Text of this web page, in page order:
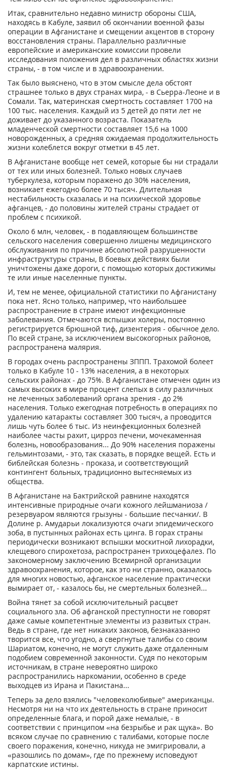
Итак, сравнительно недавно министр обороны США,
находясь в Кабуле, заявил об окончании военной фазы
операции в Афганистане и смещении акцентов в сторону
восстановления страны. Параллельно различные
европейские и американские комиссии провели
исследования положения дел в различных областях жизни
страны, - в том числе и в здравоохранении.
Так было выяснено, что в этом смысле дела обстоят
страшнее только в двух странах мира, - в Сьерра-Леоне и в
Сомали. Так, материнская смертность составляет 1700 на
100 тыс. населения. Каждый из 5 детей до пяти лет не
доживает до указанного возраста. Показатель
младенческой смертности составляет 15,6 на 1000
новорожденных, а средняя ожидаемая продолжительность
жизни колеблется вокруг отметки в 45 лет.
В Афганистане вообще нет семей, которые бы ни страдали
от тех или иных болезней. Только новых случаев
туберкулеза, которым поражено до 30% населения,
возникает ежегодно более 70 тысяч. Длительная
нестабильность сказалась и на психической здоровье
афганцев, - до половины жителей страны страдает от
проблем с психикой.
Около 6 млн, человек, - в подавляющем большинстве
сельского населения совершенно лишены медицинского
обслуживания по причине абсолютной разрушенности
инфраструктуры страны, В боевых действиях были
уничтожены даже дороги, с помощью которых достижимы
те или иные населенные пункты.
И, тем не менее, официальной статистики по Афганистану
пока нет. Ясно только, например, что наибольшее
распространение в стране имеют инфекционные
заболевания. Отмечаются вспышки холеры, постоянно
регистрируется брюшной тиф, дизентерия - обычное дело.
По всей стране, за исключением высокогорных районов,
распространена малярия.
В городах очень распространены ЗППП. Трахомой болеет
только в Кабуле 10 - 13% населения, а в некоторых
сельских районах - до 75%. В Афганистане отмечен один из
самых высоких в мире процент слепых в силу различных
не леченных заболеваний органа зрения - до 2%
населения. Только ежегодная потребность в операциях по
удалению катаракты составляет 300 тысяч, а проводится
лишь чуть более 6 тыс. Из неинфекционных болезней
наиболее часты рахит, цирроз печени, мочекаменная
болезнь, новообразования... До 90% населения поражены
гельминтозами, - это, так сказать, в порядке вещей. Есть и
библейская болезнь - проказа, и соответствующий
контингент больных, традиционно вытесняемых из
общества.
В Афганистане на Бактрийской равнине находятся
интенсивные природные очаги кожного лейшманиоза /
резервуаром являются грызуны - большие песчанки/. В
Долине р. Амударьи локализуются очаги эпидемического
зоба, в пустынных районах есть цинга. В горах страны
периодически возникают вспышки москитной лихорадки,
клещевого спирохетоза, распространен трихоцефалез. По
закономерному заключению Всемирной организации
здравоохранения, которое, как это ни странно, оказалось
для многих новостью, афганское население практически
вымирает от, - казалось бы, не смертельных болезней...
Война тянет за собой исключительный расцвет
социального зла. Об афганской преступности не говорят
даже самые компетентные элементы из развитых стран.
Ведь в стране, где нет никаких законов, безнаказанно
творится все, что угодно, а свергнутые талибы со своим
Шариатом, конечно, не могут служить даже отдаленным
подобием современной законности. Судя по некоторым
источникам, в стране невероятно широко
распространились наркомании, особенно в среде
выходцев из Ирана и Пакистана...
Теперь за дело взялись "человеколюбивые" американцы.
Несмотря ни на что их деятельность в стране приносит
определенные блага, и порой даже немалые, - в
соответствии с принципом «на безрыбье и рак щука». Во
всяком случае по сравнению с талибами, которые после
своего поражения, конечно, никуда не эмигрировали, а
«разошлись по домам», где по прежнему исповедуют
карпатские истины.